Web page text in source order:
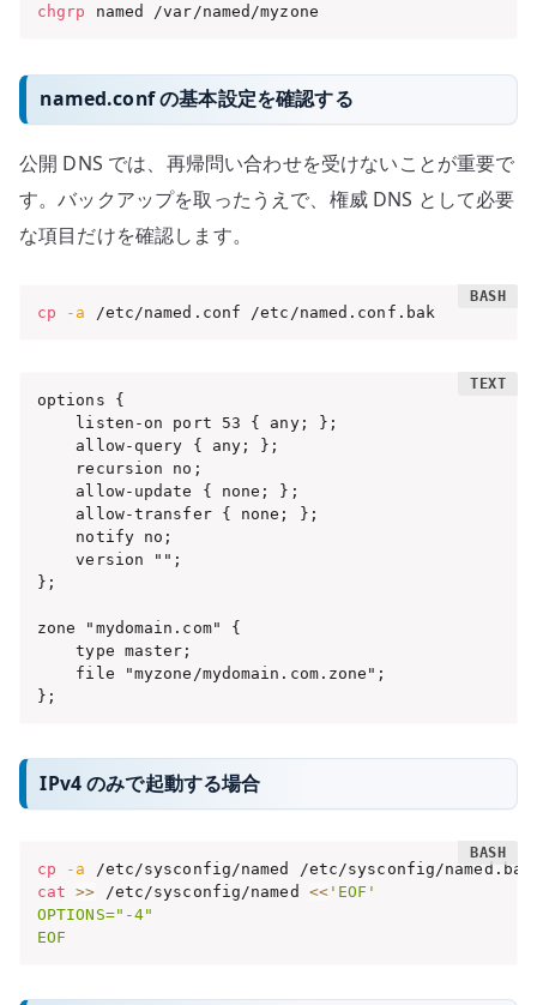
chgrp named /var/named/myzone
named.conf の基本設定を確認する
公開 DNS では、再帰問い合わせを受けないことが重要で
す。バックアップを取ったうえで、権威 DNS として必要
な項目だけを確認します。
cp -a /etc/named.conf /etc/named.conf.bak
options {
    listen-on port 53 { any; };
    allow-query { any; };
    recursion no;
    allow-update { none; };
    allow-transfer { none; };
    notify no;
    version "";
};
zone "mydomain.com" {
    type master;
    file "myzone/mydomain.com.zone";
};
IPv4 のみで起動する場合
cp -a
cat
>> /etc/sysconfig/named <<'EOF'
OPTIONS="-4"
EOF